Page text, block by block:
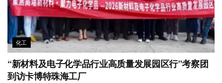
化工
“新材料及电子化学品行业高质量发展园区行”考察团
到访卡博特珠海工厂